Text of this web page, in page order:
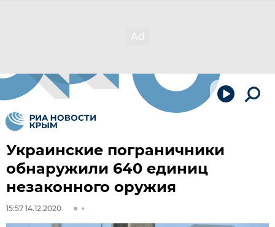
Украинские пограничники
обнаружили 640 единиц
незаконного оружия
15:57 14.12.2020